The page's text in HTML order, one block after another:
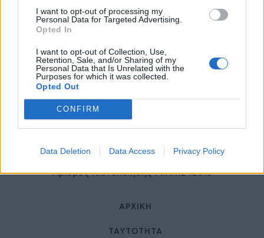
I want to opt-out of processing my
Personal Data for Targeted Advertising.
Opted In
I want to opt-out of Collection, Use,
Retention, Sale, and/or Sharing of my
Personal Data that Is Unrelated with the
Purposes for which it was collected.
Opted Out
CONFIRM
Data Deletion Data Access Privacy Policy
© HealthStories - All rights reserved.
Αριθμός Πιστοποίησης Μ.Η.Τ.242013
ΑΡΧΙΚΉ
ΤΑΥΤΌΤΗΤΑ